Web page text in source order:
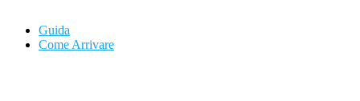
Guida
Come Arrivare